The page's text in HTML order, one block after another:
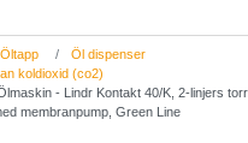
Öltapp
Öl dispenser
koldioxid (co2)
- Lindr Kontakt 40/K, 2-linjers
membranpump, Green Line